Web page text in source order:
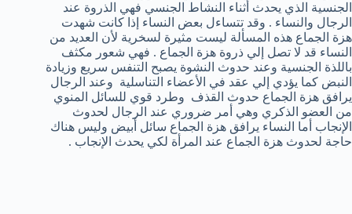
الجنسية الذي يحدث أثناء النشاط الجنسي فهي الذروة عند
الرجال والنساء . وقد تتساءل بعض النساء إذا كانت شهدت
هزة الجماع هذه المسألة ليست مثيرة لسخرية لأن العديد من
النساء قد لا تصل إلي ذروة هزة الجماع . فهي شعور مكثف
باللذة الجنسية وعند حدوث النشوة يصبح التنفس سريع وزيادة
النبض كما يؤدي إلي عقد في الأعضاء التناسلية وعند الرجال
يرافق هزة الجماع حدوث القذف وطرد قوي للسائل المنوي
من العضو الذكري وهي أمر ضروري عند الرجال لحدوث
الإنجاب أما النساء يرافق هزة الجماع سائل أبيض وليس هناك
حاجة لحدوث هزة الجماع عند المرأة لكي يحدث الإنجاب .